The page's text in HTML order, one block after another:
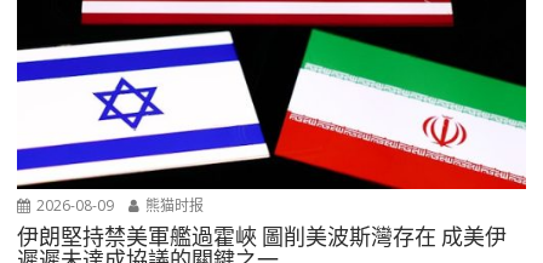
2026-08-09 熊猫时报
伊朗堅持禁美軍艦過霍峽 圖削美波斯灣存在 成美伊